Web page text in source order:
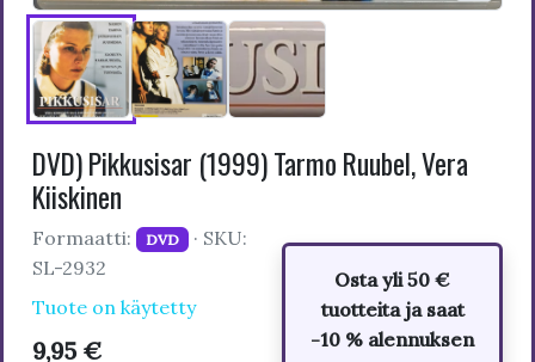
DVD) Pikkusisar (1999) Tarmo Ruubel, Vera
Kiiskinen
Formaatti: DVD · SKU:
SL-2932
Tuote on käytetty
9,95 €
Osta yli 50 €
tuotteita ja saat
-10 % alennuksen